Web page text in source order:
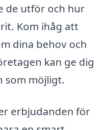
de utför och hur
Kom ihåg att
dina behov och
kan ge dig
som möjligt.
erbjudanden för